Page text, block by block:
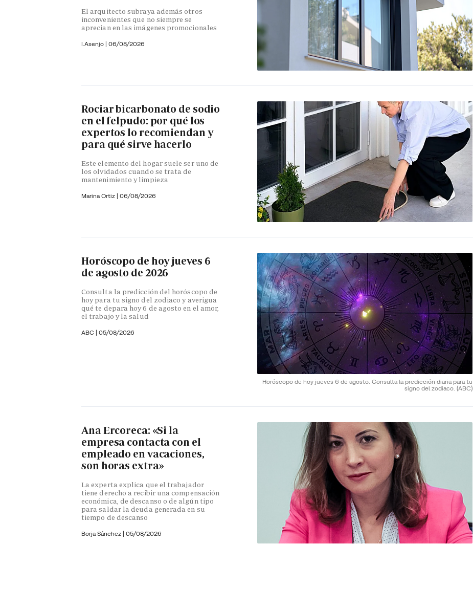
El arquitecto subraya además otros
inconvenientes que no siempre se
aprecian en las imágenes promocionales
I.Asenjo | 06/08/2026
Rociar bicarbonato de sodio
en el felpudo: por qué los
expertos lo recomiendan y
para qué sirve hacerlo
Este elemento del hogar suele ser uno de
los olvidados cuando se trata de
mantenimiento y limpieza
Marina Ortiz | 06/08/2026
Horóscopo de hoy jueves 6 de agosto. Consulta la predicción diaria para tu
signo del zodiaco. (ABC)
Horóscopo de hoy jueves 6
de agosto de 2026
Consulta la predicción del horóscopo de
hoy para tu signo del zodiaco y averigua
qué te depara hoy 6 de agosto en el amor,
el trabajo y la salud
ABC | 05/08/2026
Ana Ercoreca: «Si la
empresa contacta con el
empleado en vacaciones,
son horas extra»
La experta explica que el trabajador
tiene derecho a recibir una compensación
económica, de descanso o de algún tipo
para saldar la deuda generada en su
tiempo de descanso
Borja Sánchez | 05/08/2026